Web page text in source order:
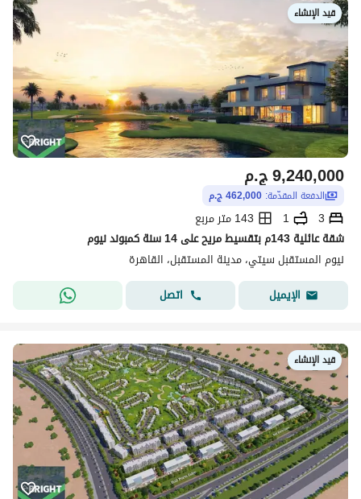
قيد الإنشاء
ج.م9,240,000
الدفعة المقدّمة: 462,000 ج.م
3
1
143 متر مربع
شقة عائلية 143م بتقسيط مريح على 14 سنة كمبوند نيوم
نيوم المستقبل سيتي، مدينة المستقبل، القاهرة
الإيميل
اتصل
قيد الإنشاء